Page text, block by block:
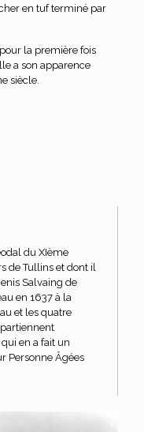
en tuf terminé par
la première fois
a son apparence
siècle.
du XIème
de Tullins et dont il
Salvaing de
en 1637 à la
et les quatre
en a fait un
Personne Âgées